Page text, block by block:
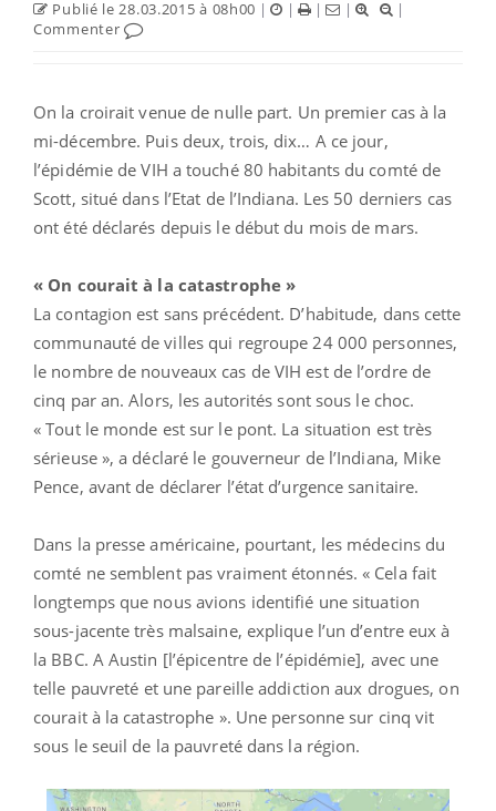
Publié le 28.03.2015 à 08h00 | | | |
|
Commenter
On la croirait venue de nulle part. Un premier cas à la
mi-décembre. Puis deux, trois, dix… A ce jour,
l’épidémie de VIH a touché 80 habitants du comté de
Scott, situé dans l’Etat de l’Indiana. Les 50 derniers cas
ont été déclarés depuis le début du mois de mars.
« On courait à la catastrophe »
La contagion est sans précédent. D’habitude, dans cette
communauté de villes qui regroupe 24 000 personnes,
le nombre de nouveaux cas de VIH est de l’ordre de
cinq par an. Alors, les autorités sont sous le choc.
« Tout le monde est sur le pont. La situation est très
sérieuse », a déclaré le gouverneur de l’Indiana, Mike
Pence, avant de déclarer l’état d’urgence sanitaire.
Dans la presse américaine, pourtant, les médecins du
comté ne semblent pas vraiment étonnés. « Cela fait
longtemps que nous avions identifié une situation
sous-jacente très malsaine, explique l’un d’entre eux à
la BBC. A Austin [l’épicentre de l’épidémie], avec une
telle pauvreté et une pareille addiction aux drogues, on
courait à la catastrophe ». Une personne sur cinq vit
sous le seuil de la pauvreté dans la région.